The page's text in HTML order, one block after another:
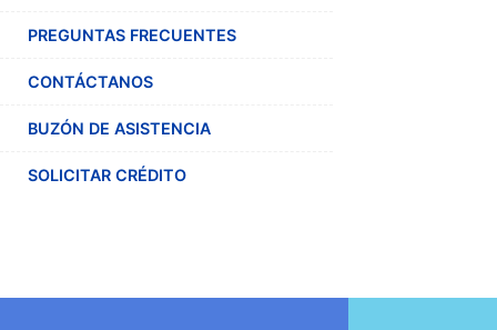
PREGUNTAS FRECUENTES
CONTÁCTANOS
BUZÓN DE ASISTENCIA
SOLICITAR CRÉDITO